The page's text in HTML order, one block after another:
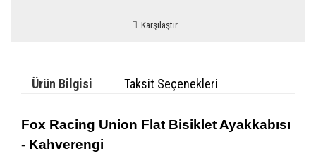
Karşılaştır
Ürün Bilgisi Taksit Seçenekleri
Fox Racing Union Flat Bisiklet Ayakkabısı
- Kahverengi